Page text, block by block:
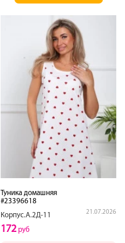
Туника домашняя
#23396618
Корпус.А.2Д-11
21.07.2026
172руб